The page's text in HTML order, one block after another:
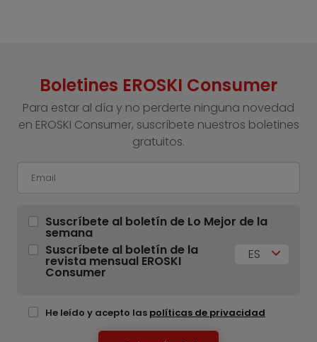
Boletines EROSKI Consumer
Para estar al día y no perderte ninguna novedad
en EROSKI Consumer, suscríbete nuestros boletines
gratuitos.
Suscríbete al boletín de Lo Mejor de la
semana
Suscríbete al boletín de la
revista mensual EROSKI
Consumer
ES
He leído y acepto las políticas de privacidad